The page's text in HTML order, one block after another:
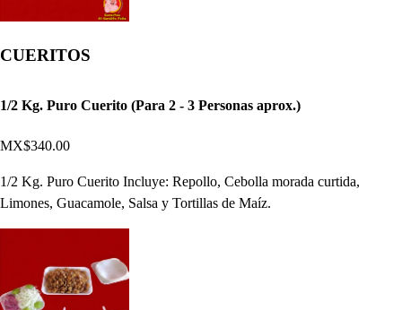
CUERITOS
1/2 Kg. Puro Cuerito (Para 2 - 3 Personas aprox.)
MX$340.00
1/2 Kg. Puro Cuerito Incluye: Repollo, Cebolla morada curtida,
Limones, Guacamole, Salsa y Tortillas de Maíz.